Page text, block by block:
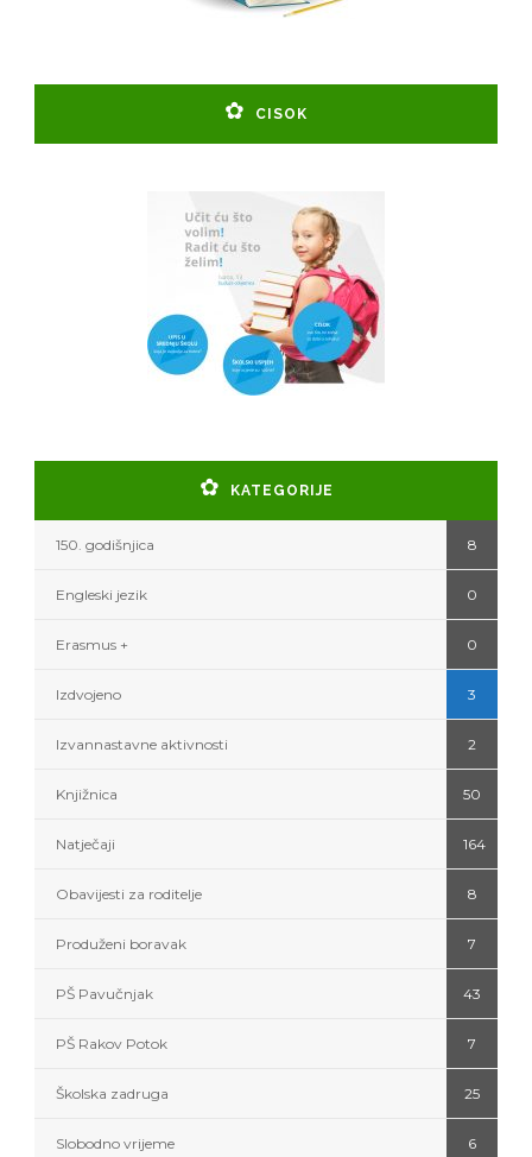
CISOK
KATEGORIJE
150. godišnjica 8
Engleski jezik 0
Erasmus + 0
Izdvojeno 3
Izvannastavne aktivnosti 2
Knjižnica 50
Natječaji 164
Obavijesti za roditelje 8
Produženi boravak 7
PŠ Pavučnjak 43
PŠ Rakov Potok 7
Školska zadruga 25
Slobodno vrijeme 6